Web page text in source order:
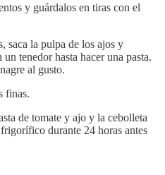
y guárdalos en tiras con el
saca la pulpa de los ajos y
tenedor hasta hacer una pasta.
al gusto.
finas.
de tomate y ajo y la cebolleta
durante 24 horas antes